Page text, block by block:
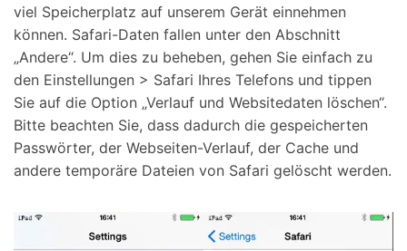
viel Speicherplatz auf unserem Gerät einnehmen
können. Safari-Daten fallen unter den Abschnitt
„Andere“. Um dies zu beheben, gehen Sie einfach zu
den Einstellungen > Safari Ihres Telefons und tippen
Sie auf die Option „Verlauf und Websitedaten löschen“.
Bitte beachten Sie, dass dadurch die gespeicherten
Passwörter, der Webseiten-Verlauf, der Cache und
andere temporäre Dateien von Safari gelöscht werden.